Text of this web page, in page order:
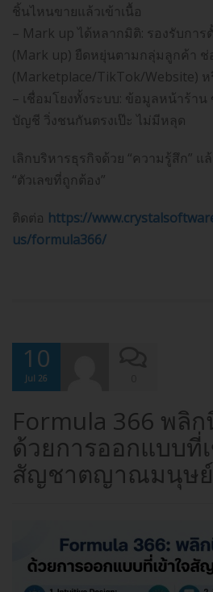
ชิ้นไหนขายแล้วเข้าเนื้อ
– Mark up ได้หลากมิติ: รองรับการ
(Mark up) ยืดหยุ่นตามกลุ่มลูกค้า ช่
(Marketplace/TikTok/Website)
– เชื่อมโยงทั้งระบบ: ข้อมูลหน้าร้า
บัญชี วิ่งชนกันตรงเป๊ะ ไม่มีหลุด
เลิกบริหารธุรกิจด้วย “ความรู้สึก” แ
“ตัวเลขที่ถูกต้อง”
ติดต่อ https://
us/formula366/
10
Jul 26
Formula 366 พลิก
ด้วยการออกแบบที่
สัญชาตญาณมนุษย์